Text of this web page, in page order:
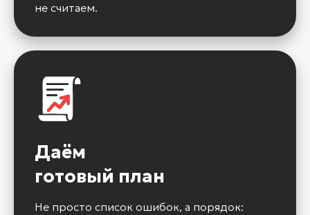
не считаем.
Даём
готовый план
Не просто список ошибок, а порядок: